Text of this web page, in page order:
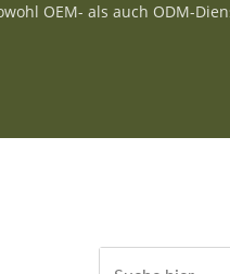
OEM- als auch ODM-